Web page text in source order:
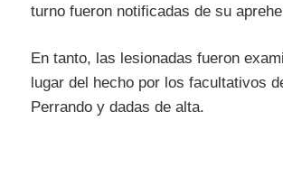
turno fueron notificadas de su
En tanto, las lesionadas fueron
lugar del hecho por los facultativos
Perrando y dadas de alta.